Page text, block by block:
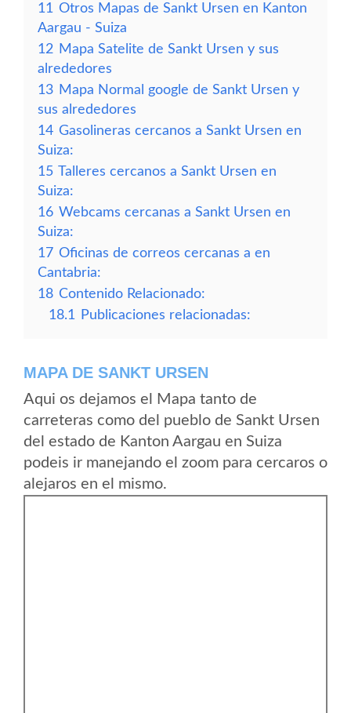
11 Otros Mapas de Sankt Ursen en Kanton
Aargau - Suiza
12 Mapa Satelite de Sankt Ursen y sus
alrededores
13 Mapa Normal google de Sankt Ursen y
sus alrededores
14 Gasolineras cercanos a Sankt Ursen en
Suiza:
15 Talleres cercanos a Sankt Ursen en
Suiza:
16 Webcams cercanas a Sankt Ursen en
Suiza:
17 Oficinas de correos cercanas a en
Cantabria:
18 Contenido Relacionado:
18.1
Publicaciones relacionadas:
MAPA DE SANKT URSEN
Aqui os dejamos el Mapa tanto de
carreteras como del pueblo de Sankt Ursen
del estado de Kanton Aargau en Suiza
podeis ir manejando el zoom para cercaros o
alejaros en el mismo.